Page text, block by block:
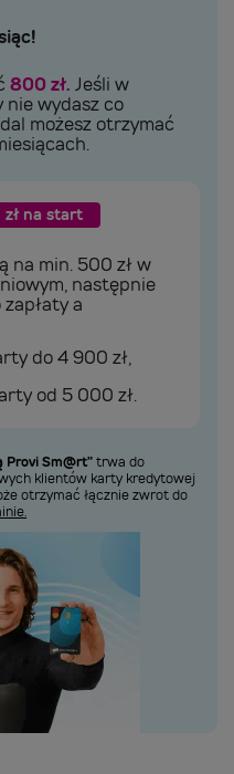
800 zł. Jeśli w
nie wydasz co
możesz otrzymać
na start
na min. 500 zł w
następnie
a
do 4 900 zł,
od 5 000 zł.
Provi Sm@rt”trwa do
klientów karty kredytowej
otrzymać łącznie zwrot do